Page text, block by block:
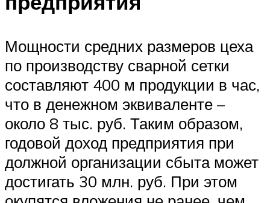
Мощности средних размеров цеха
по производству сварной сетки
составляют 400 м продукции в час,
что в денежном эквиваленте –
около 8 тыс. руб. Таким образом,
годовой доход предприятия при
должной организации сбыта может
достигать 30 млн. руб. При этом